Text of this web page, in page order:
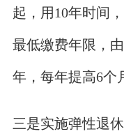
起，用10年时间
最低缴费年限，
年，每年提高6个
三是实施弹性退